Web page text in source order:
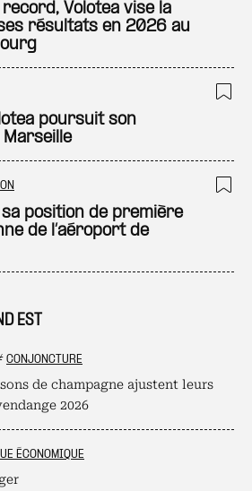
EST
CONJONCTURE
de champagne ajustent leurs
2026
ÉCONOMIQUE
Volotea vise la
résultats en 2026 au
poursuit son
position de première
de l’aéroport de